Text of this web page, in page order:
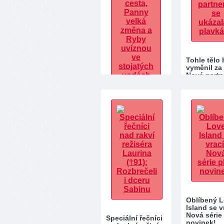
Tarotskop na
srpen: Berany
čeká cesta,
Panny velká
změna a…
Tohle tělo
vyměnil za
Nová
Speciální řečníci
Oblíbený
Island se
Nová